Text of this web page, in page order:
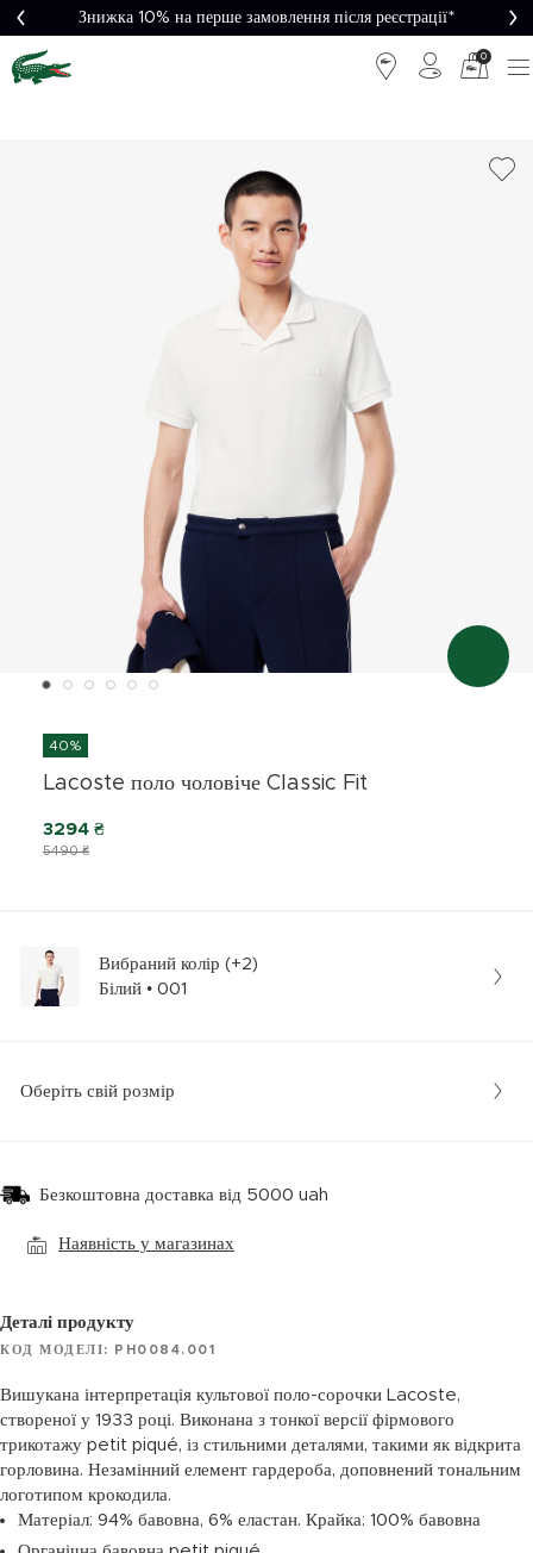
Знижка 10% на перше замовлення після реєстрації*
0
40%
Lacoste поло чоловіче Classic Fit
5490 ₴
3294 ₴
Вибраний колір (+2)
Білий • 001
Оберіть свій розмір
Безкоштовна доставка від 5000 uah
Наявність у магазинах
Деталі продукту
КОД МОДЕЛІ: PH0084.001
Вишукана інтерпретація культової поло-сорочки Lacoste,
створеної у 1933 році. Виконана з тонкої версії фірмового
трикотажу petit piqué, із стильними деталями, такими як відкрита
горловина. Незамінний елемент гардероба, доповнений тональним
логотипом крокодила.
Матеріал: 94% бавовна, 6% еластан. Крайка: 100% бавовна
повернення